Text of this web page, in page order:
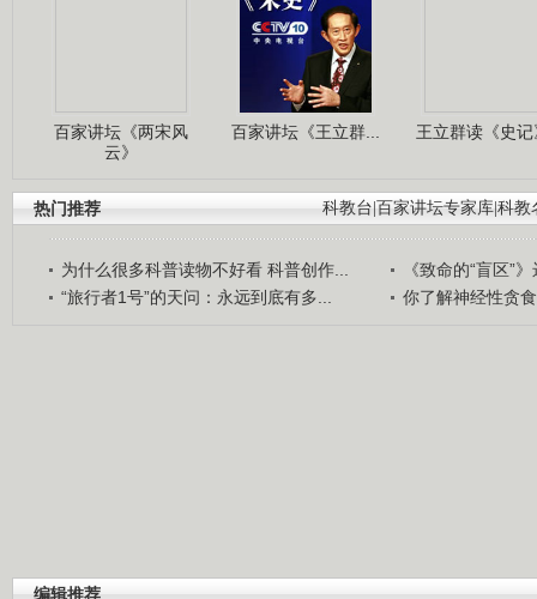
百家讲坛《两宋风
云》
百家讲坛《王立群... 王立群读《史
科教台 百家讲坛专家库 科教
热门推荐
为什么很多科普读物不好看 科普创作...
《致命的“盲区”
“旅行者1号”的天问：永远到底有多...
你了解神经性贪
编辑推荐